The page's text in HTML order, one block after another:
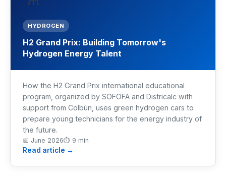
Electronic Engineering
Mechanical Engineering
Industrial Control
MORE
Infrastructure
Training
Articles
HYDROGEN
H2 Grand Prix: Building Tomorrow's
Hydrogen Energy Talent
How the H2 Grand Prix international educational
program, organized by SOFOFA and Districalc with
support from Colbún, uses green hydrogen cars to
prepare young technicians for the energy industry of
the future.
📅 June 2026⏱ 9 min
Read article →